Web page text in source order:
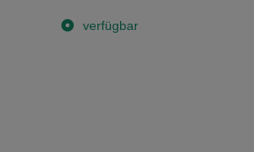
verfügbar